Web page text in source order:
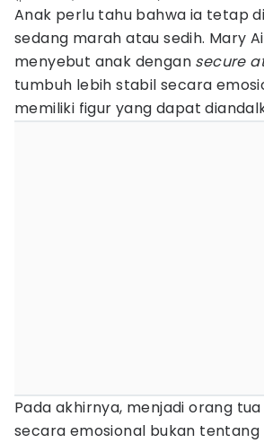
Anak perlu tahu bahwa ia tetap
sedang marah atau sedih. Mary
menyebut anak dengan secure
tumbuh lebih stabil secara
memiliki figur yang dapat
Pada akhirnya, menjadi orang
secara emosional bukan tentang